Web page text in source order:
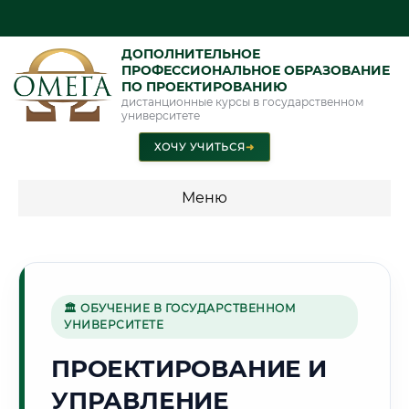
ДОПОЛНИТЕЛЬНОЕ
ПРОФЕССИОНАЛЬНОЕ ОБРАЗОВАНИЕ
ПО ПРОЕКТИРОВАНИЮ
дистанционные курсы в государственном
университете
ХОЧУ УЧИТЬСЯ➜
Меню
⚒️
Г. МАГНИТОГОРСК
🏛 ОБУЧЕНИЕ В ГОСУДАРСТВЕННОМ
УНИВЕРСИТЕТЕ
ПРОЕКТИРОВАНИЕ И
УПРАВЛЕНИЕ